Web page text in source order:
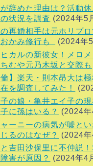
辞めた理由は？活動
状況を調査 (2024年5
再婚相手は元ホリプ
かみ修行も
(2024年
カルの新彼女！メロ
むや元乃木坂と交際も
倫】楽天・則本昂大は
を調査してみた！
の娘・亀井エイ子の
に孫はいる？
(2024
ーニーの病気が嘘と
るのはなぜ？
(2024
吉田沙保里に不仲説
害が原因？
(2024年4